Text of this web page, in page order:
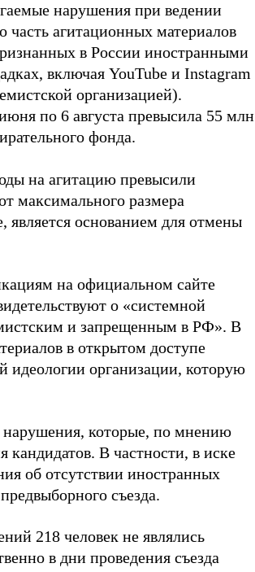
нарушения при ведении
агитационных материалов
в России иностранными
включая YouTube и Instagram
организацией).
по 6 августа превысила 55 млн
фонда.
на агитацию превысили
максимального размера
является основанием для отмены
на официальном сайте
о «системной
и запрещенным в РФ». В
в открытом доступе
идеологии организации, которую
нарушения, которые, по мнению
В частности, в иске
об отсутствии иностранных
съезда.
218 человек не являлись
в дни проведения съезда